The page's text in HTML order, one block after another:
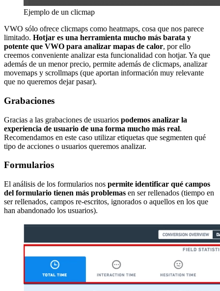
Ejemplo de un clicmap
VWO sólo ofrece clicmaps como heatmaps, cosa que nos parece
limitado. Hotjar es una herramienta mucho más barata y
potente que VWO para analizar mapas de calor, por ello
creemos conveniente analizar esta funcionalidad con hotjar. Ya que
además de un menor precio, permite además de clicmaps, analizar
movemaps y scrollmaps (que aportan información muy relevante
que no queremos dejar pasar).
Grabaciones
Gracias a las grabaciones de usuarios podemos analizar la
experiencia de usuario de una forma mucho más real.
Recomendamos en este caso utilizar etiquetas que segmenten qué
tipo de acciones o usuarios queremos analizar.
Formularios
El análisis de los formularios nos permite identificar qué campos
del formulario tienen más problemas en ser rellenados (tiempo en
ser rellenados, campos re-escritos, ignorados o aquellos en los que
han abandonado los usuarios).